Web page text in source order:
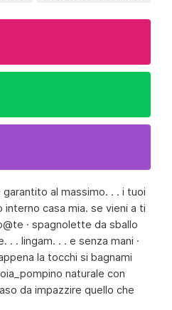
al massimo. . . i tuoi
casa mia. se vieni a ti
· spagnolette da sballo
. lingam. . . e senza mani ·
la tocchi si bagnami
naturale con
da impazzire quello che